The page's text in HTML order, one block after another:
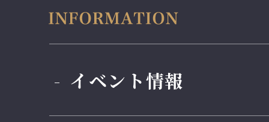
イベント情報